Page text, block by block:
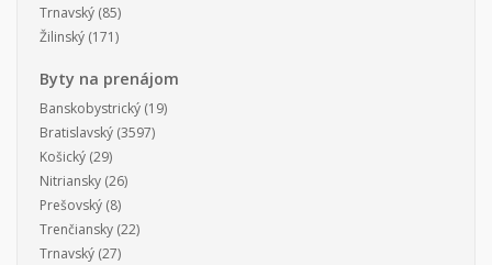
Trnavský (85)
Žilinský (171)
Byty na prenájom
Banskobystrický (19)
Bratislavský (3597)
Košický (29)
Nitriansky (26)
Prešovský (8)
Trenčiansky (22)
Trnavský (27)